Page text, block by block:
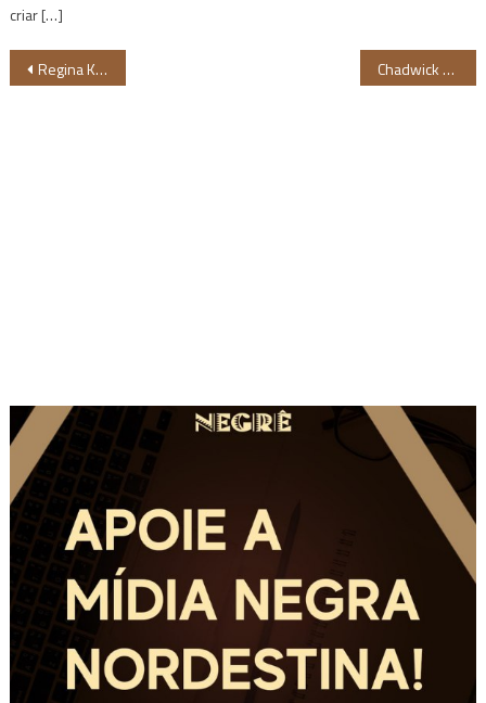
criar […]
Navegação
Regina King produzirá filme sobre Shirley Chisholm, primeira congressista negra dos EUA Chadwick Boseman faz história com indicações póstumas para o SAG Awards